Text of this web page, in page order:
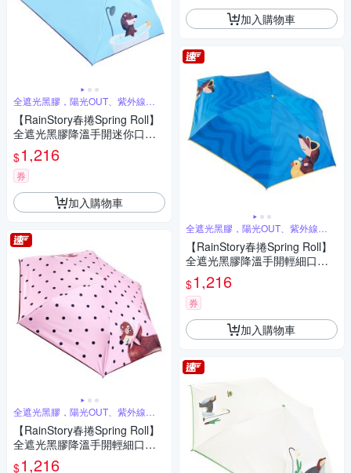
全遮光黑膠，陽光OUT、紫外線
BYE
【RainStory春捲Spring Roll】
全遮光黑膠降溫手開迷你口袋
傘(泡澡時光)
$1,216
券
加入購物車
全遮光黑膠，陽光OUT、紫外線
BYE、
【RainStory春捲Spring Roll】
全遮光黑膠降溫手開輕細口紅
傘(法式粉點)
$1,216
加入購物車
全遮光黑膠，陽光OUT、紫外線
BYE、
【RainStory春捲Spring Roll】
全遮光黑膠降溫手開輕細口紅
傘(海灘漫步)
$1,216
券
加入購物車